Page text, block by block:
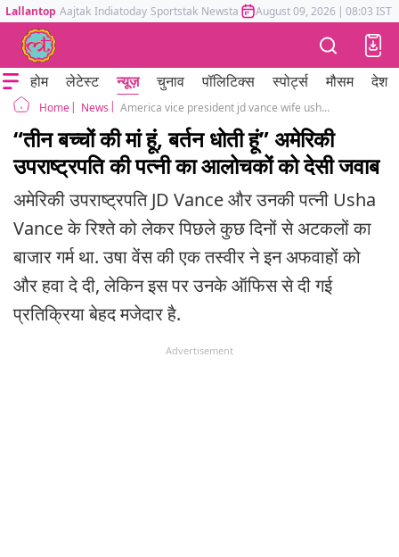
Lallantop Aajtak Indiatoday Sportstak Newstak Mumbai Tak Astrotak
August 09, 2026 | 08:03 IST
होम लेटेस्ट न्यूज़ चुनाव पॉलिटिक्स स्पोर्ट्स मौसम देश
Home News America vice president jd vance wife usha vance react on rumor of tension in marriage
“तीन बच्चों की मां हूं, बर्तन धोती हूं” अमेरिकी
उपराष्ट्रपति की पत्नी का आलोचकों को देसी जवाब
अमेरिकी उपराष्ट्रपति JD Vance और उनकी पत्नी Usha
Vance के रिश्ते को लेकर पिछले कुछ दिनों से अटकलों का
बाजार गर्म था. उषा वेंस की एक तस्वीर ने इन अफवाहों को
और हवा दे दी, लेकिन इस पर उनके ऑफिस से दी गई
प्रतिक्रिया बेहद मजेदार है.
Advertisement